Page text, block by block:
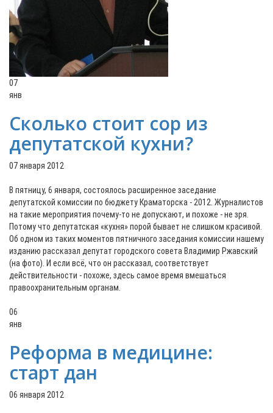
07
янв
Сколько стоит сор из
депутатской кухни?
07 января 2012
В пятницу, 6 января, состоялось расширенное заседание
депутатской комиссии по бюджету Краматорска - 2012. Журналистов
на такие мероприятия почему-то не допускают, и похоже - не зря.
Потому что депутатская «кухня» порой бывает не слишком красивой.
Об одном из таких моментов пятничного заседания комиссии нашему
изданию рассказал депутат городского совета Владимир Ржавский
(на фото). И если всё, что он рассказал, соответствует
действительности - похоже, здесь самое время вмешаться
правоохранительным органам.
06
янв
Реформа в медицине:
старт дан
06 января 2012